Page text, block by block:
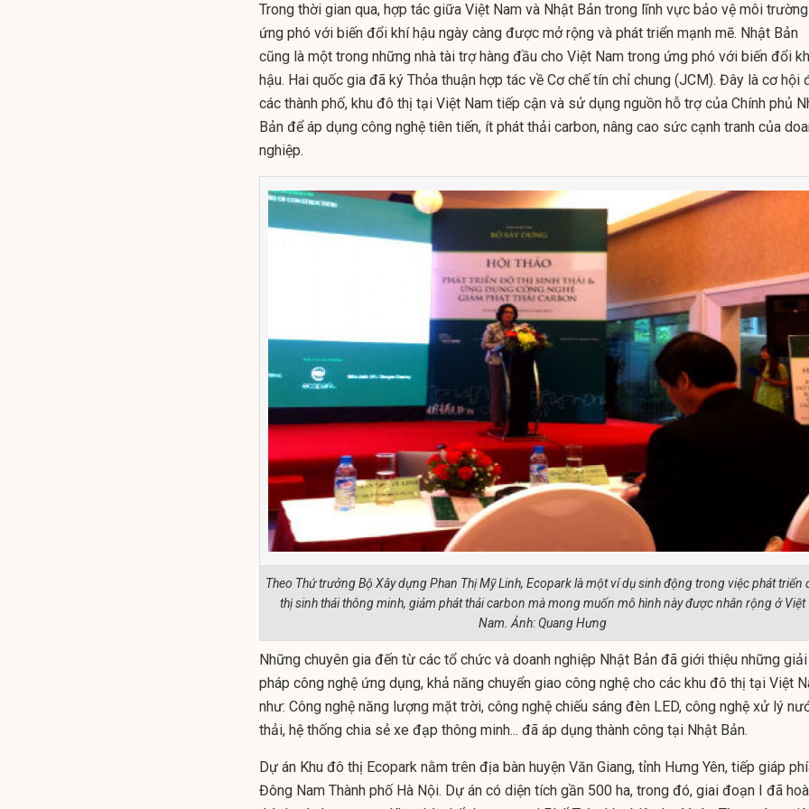
Trong thời gian qua, hợp tác giữa Việt Nam và Nhật Bản trong lĩnh vực bảo vệ môi
ứng phó với biến đổi khí hậu ngày càng được mở rộng và phát triển mạnh mẽ. Nhật Bản
cũng là một trong những nhà tài trợ hàng đầu cho Việt Nam trong ứng phó với biến đổi
hậu. Hai quốc gia đã ký Thỏa thuận hợp tác về Cơ chế tín chỉ chung (JCM). Đây là cơ hội
các thành phố, khu đô thị tại Việt Nam tiếp cận và sử dụng nguồn hỗ trợ của Chính phủ
Bản để áp dụng công nghệ tiên tiến, ít phát thải carbon, nâng cao sức cạnh tranh của
nghiệp.
Theo Thứ trưởng Bộ Xây dựng Phan Thị Mỹ Linh, Ecopark là một ví dụ sinh động trong việc phát triển
thị sinh thái thông minh, giảm phát thải carbon mà mong muốn mô hình này được nhân rộng ở Việt
Nam. Ảnh: Quang Hưng
Những chuyên gia đến từ các tổ chức và doanh nghiệp Nhật Bản đã giới thiệu những giải
pháp công nghệ ứng dụng, khả năng chuyển giao công nghệ cho các khu đô thị tại Việt
như: Công nghệ năng lượng mặt trời, công nghệ chiếu sáng đèn LED, công nghệ xử lý
thải, hệ thống chia sẻ xe đạp thông minh... đã áp dụng thành công tại Nhật Bản.
Dự án Khu đô thị Ecopark nằm trên địa bàn huyện Văn Giang, tỉnh Hưng Yên, tiếp giáp
Đông Nam Thành phố Hà Nội. Dự án có diện tích gần 500 ha, trong đó, giai đoạn I đã